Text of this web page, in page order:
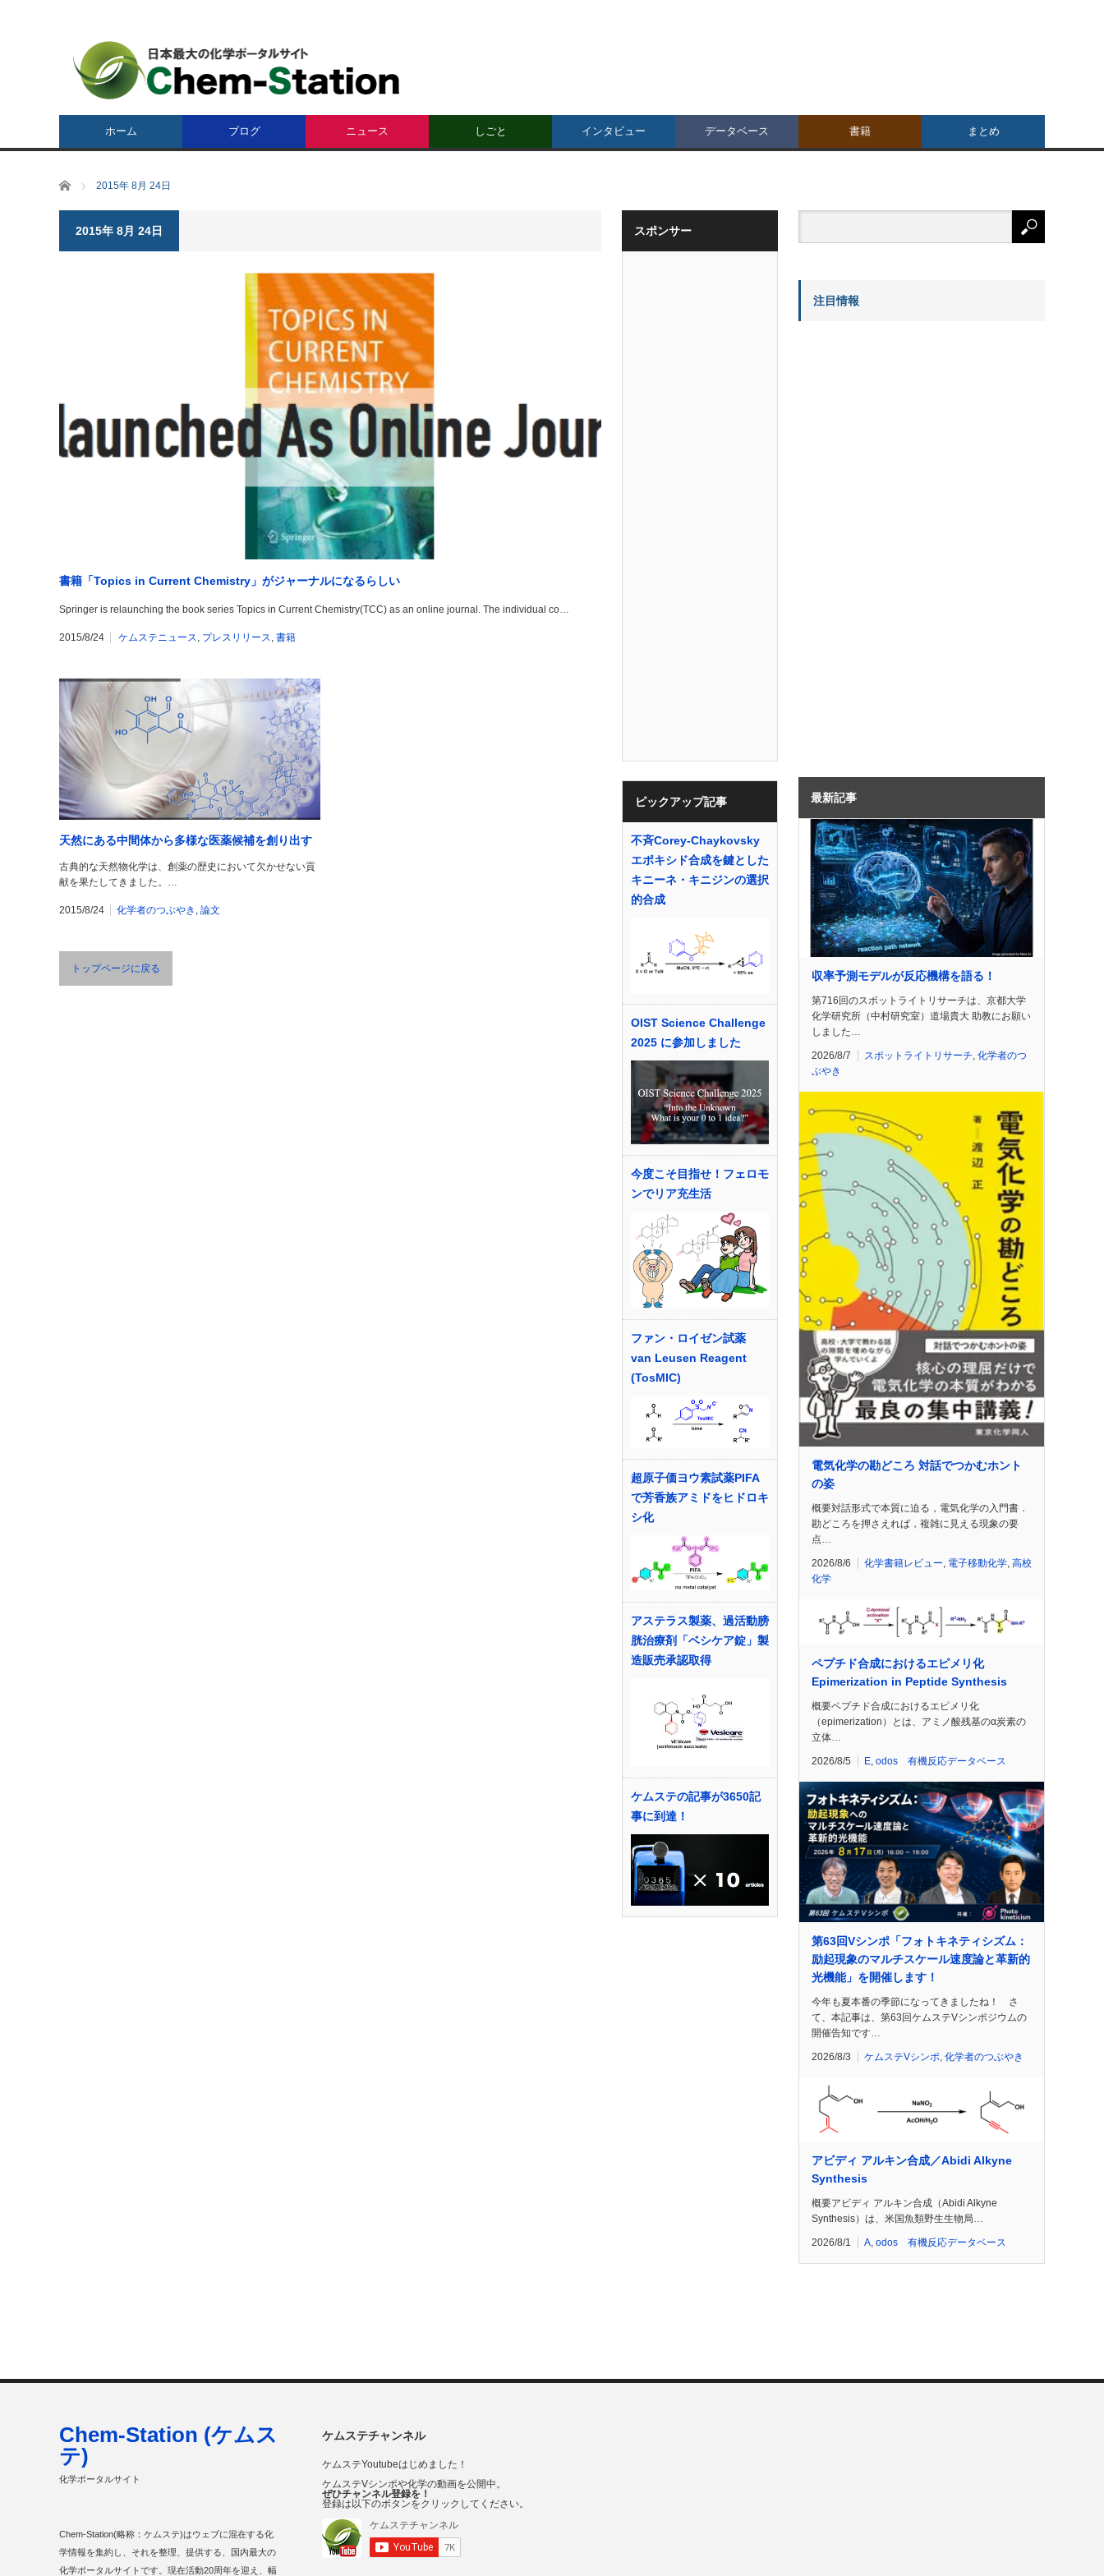
ホーム ブログ ニュース しごと インタビュー データベース 書籍 まとめ
ホーム 2015年 8月 24日
2015年 8月 24日
書籍「Topics in Current Chemistry」がジャーナルになるらしい
Springer is relaunching the book series Topics in Current Chemistry(TCC) as an online journal. The individual co…
2015/8/24 ケムステニュース, プレスリリース, 書籍
天然にある中間体から多様な医薬候補を創り出す
古典的な天然物化学は、創薬の歴史において欠かせない貢
献を果たしてきました。…
2015/8/24 化学者のつぶやき , 論文
トップページに戻る
スポンサー
ピックアップ記事
不斉Corey-Chaykovsky
エポキシド合成を鍵とした
キニーネ・キニジンの選択
的合成
OIST Science Challenge
2025 に参加しました
今度こそ目指せ！フェロモ
ンでリア充生活
ファン・ロイゼン試薬
van Leusen Reagent
(TosMIC)
超原子価ヨウ素試薬PIFA
で芳香族アミドをヒドロキ
シ化
アステラス製薬、過活動膀
胱治療剤「ベシケア錠」製
造販売承認取得
ケムステの記事が3650記
事に到達！
注目情報
最新記事
収率予測モデルが反応機構を語る！
第716回のスポットライトリサーチは、京都大学
化学研究所（中村研究室）道場貴大 助教にお願い
しました…
2026/8/7 スポットライトリサーチ 化学者のつ
ぶやき
電気化学の勘どころ 対話でつかむホント
の姿
概要対話形式で本質に迫る，電気化学の入門書．
勘どころを押さえれば，複雑に見える現象の要
点…
2026/8/6 化学書籍レビュー 電子移動化学 高校
化学
ペプチド合成におけるエピメリ化
Epimerization in Peptide Synthesis
概要ペプチド合成におけるエピメリ化
（epimerization）とは、アミノ酸残基のα炭素の
立体…
2026/8/5 E odos 有機反応データベース
第63回Vシンポ「フォトキネティシズム：
励起現象のマルチスケール速度論と革新的
光機能」を開催します！
今年も夏本番の季節になってきましたね！ さ
て、本記事は、第63回ケムステVシンポジウムの
開催告知です…
2026/8/3 ケムステVシンポ, 化学者のつぶやき
アビディ アルキン合成／Abidi Alkyne
Synthesis
概要アビディ アルキン合成（Abidi Alkyne
Synthesis）は、米国魚類野生生物局…
2026/8/1 A, odos 有機反応データベース
ケムステチャンネル
ケムステYoutubeはじめました！
ケムステVシンポや化学の動画を公開中。
ぜひチャンネル登録を！
登録は以下のボタンをクリックしてください。
Chem-Station (ケムス
テ)
化学ポータルサイト
Chem-Station(略称：ケムステ)はウェブに混在する化
学情報を集約し、それを整理、提供する、国内最大の
化学ポータルサイトです。現在活動20周年を迎え、幅